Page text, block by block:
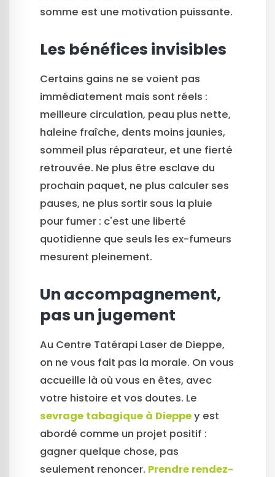
somme est une motivation puissante.
Les bénéfices invisibles
Certains gains ne se voient pas
immédiatement mais sont réels :
meilleure circulation, peau plus nette,
haleine fraîche, dents moins jaunies,
sommeil plus réparateur, et une fierté
retrouvée. Ne plus être esclave du
prochain paquet, ne plus calculer ses
pauses, ne plus sortir sous la pluie
pour fumer : c'est une liberté
quotidienne que seuls les ex-fumeurs
mesurent pleinement.
Un accompagnement,
pas un jugement
Au Centre Tatérapi Laser de Dieppe,
on ne vous fait pas la morale. On vous
accueille là où vous en êtes, avec
votre histoire et vos doutes. Le
sevrage tabagique à Dieppey est
abordé comme un projet positif :
gagner quelque chose, pas
seulement renoncer. Prendre rendez-